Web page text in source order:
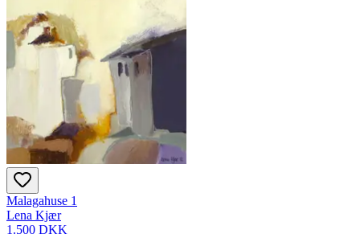
Malagahuse 1
Lena Kjær
1.500 DKK